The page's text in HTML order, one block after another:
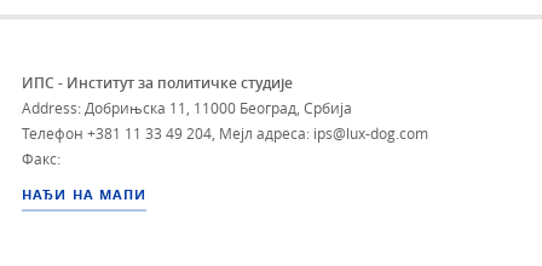
ИПС - Институт за политичке студије
Address: Добрињска 11, 11000 Београд, Србија
Телефон +381 11 33 49 204, Мејл адреса: ips@lux-dog.com
Факс:
НАЂИ НА МАПИ